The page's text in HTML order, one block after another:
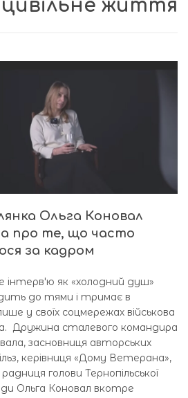
цивільне життя
Ольга Коновал
про те, що часто
за кадром
інтервʼю як «холодний душ»
до тями і тримає в
у своїх соцмережах військова
Дружина сталевого командира
засновниця авторських
керівниця «Дому Ветерана»,
радниця голови Тернопільської
Ольга Коновал вкотре